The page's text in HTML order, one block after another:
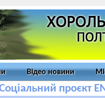
Відео новини
проєкт